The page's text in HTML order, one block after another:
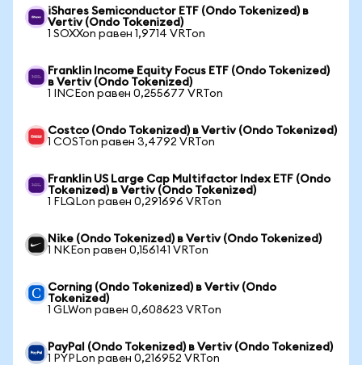
iShares Semiconductor ETF (Ondo Tokenized) в
Vertiv (Ondo Tokenized)
1 SOXXon равен 1,9714 VRTon
Franklin Income Equity Focus ETF (Ondo Tokenized)
в Vertiv (Ondo Tokenized)
1 INCEon равен 0,255677 VRTon
Costco (Ondo Tokenized) в Vertiv (Ondo Tokenized)
1 COSTon равен 3,4792 VRTon
Franklin US Large Cap Multifactor Index ETF (Ondo
Tokenized) в Vertiv (Ondo Tokenized)
1 FLQLon равен 0,291696 VRTon
Nike (Ondo Tokenized) в Vertiv (Ondo Tokenized)
1 NKEon равен 0,156141 VRTon
Corning (Ondo Tokenized) в Vertiv (Ondo
Tokenized)
1 GLWon равен 0,608623 VRTon
PayPal (Ondo Tokenized) в Vertiv (Ondo Tokenized)
1 PYPLon равен 0,216952 VRTon